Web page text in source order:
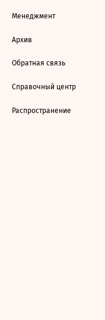
Менеджмент
Архив
Обратная связь
Справочный центр
Распространение